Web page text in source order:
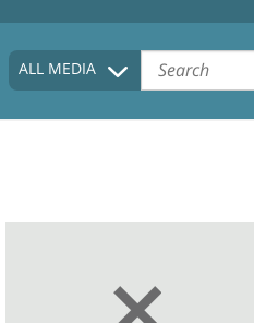
HOME
COLLECTIONS DESCRIPTION
ALL MEDIA